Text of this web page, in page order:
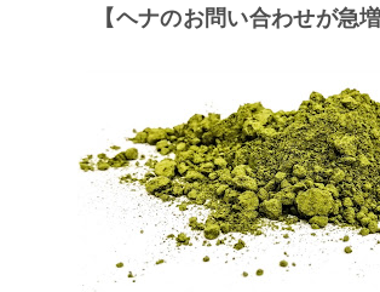
【ヘナのお問い合わせが急増